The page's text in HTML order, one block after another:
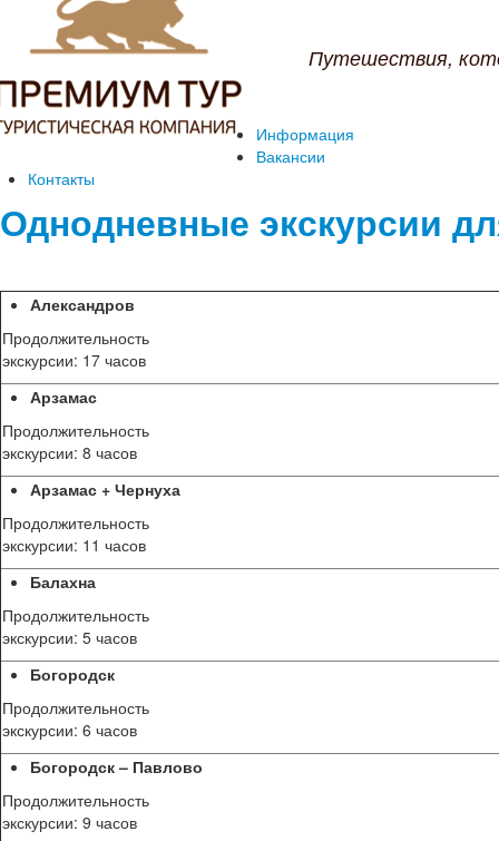
Путешествия,
Информация
Вакансии
Контакты
Однодневные экскурсии
Александров
Продолжительность
экскурсии: 17 часов
Арзамас
Продолжительность
экскурсии: 8 часов
Арзамас + Чернуха
Продолжительность
экскурсии: 11 часов
Балахна
Продолжительность
экскурсии: 5 часов
Богородск
Продолжительность
экскурсии: 6 часов
Богородск – Павлово
Продолжительность
экскурсии: 9 часов